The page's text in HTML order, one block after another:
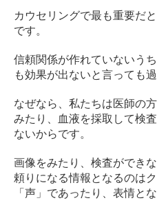
カウセリングで最も重要だ
です。
信頼関係が作れていないう
も効果が出ないと言っても
なぜなら、私たちは医師の
みたり、血液を採取して検
ないからです。
画像をみたり、検査ができ
頼りになる情報となるのは
「声」であったり、表情と